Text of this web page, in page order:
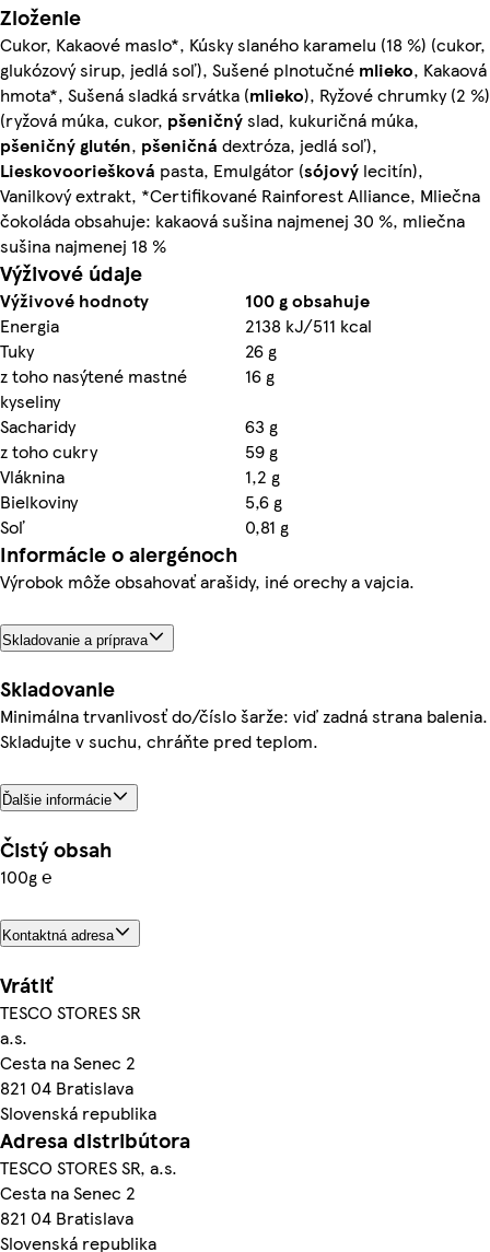
Zloženie
Cukor, Kakaové maslo*, Kúsky slaného karamelu (18 %) (cukor,
glukózový sirup, jedlá soľ), Sušené plnotučné mlieko, Kakaová
hmota*, Sušená sladká srvátka (mlieko), Ryžové chrumky (2 %)
(ryžová múka, cukor, pšeničnýslad, kukuričná múka,
pšeničnýglutén, pšeničná dextróza, jedlá soľ),
Lieskovooriešková pasta, Emulgátor (sójový lecitín),
Vanilkový extrakt, *Certifikované Rainforest Alliance, Mliečna
čokoláda obsahuje: kakaová sušina najmenej 30 %, mliečna
sušina najmenej 18 %
Výživové údaje
Výživové hodnoty
100 g obsahuje
Energia
2138 kJ/511 kcal
Tuky
26 g
z toho nasýtené mastné
kyseliny
16 g
Sacharidy
63 g
z toho cukry
59 g
Vláknina
1,2 g
Bielkoviny
5,6 g
Soľ
0,81 g
Informácie o alergénoch
Výrobok môže obsahovať arašidy, iné orechy a vajcia.
Skladovanie a príprava
Skladovanie
Minimálna trvanlivosť do/číslo šarže: viď zadná strana balenia.
Skladujte v suchu, chráňte pred teplom.
Ďalšie informácie
Čistý obsah
100g ℮
Kontaktná adresa
Vrátiť
TESCO STORES SR
a.s.
Cesta na Senec 2
821 04 Bratislava
Slovenská republika
Adresa distribútora
TESCO STORES SR, a.s.
Cesta na Senec 2
821 04 Bratislava
Slovenská republika